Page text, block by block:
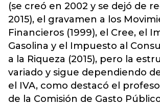
(se creó en 2002 y se dejó de
2015), el gravamen a los
Financieros (1999), el Cree, el
Gasolina y el Impuesto al
a la Riqueza (2015), pero la
variado y sigue dependiendo
el IVA, como destacó el
de la Comisión de Gasto